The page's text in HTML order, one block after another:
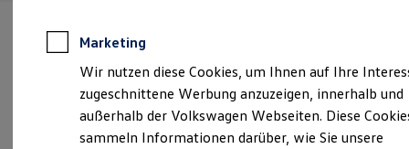
Elektroautos
ID. Tutorials
Elektrofahrzeugkonzepte
Reichweite
Reichweite der ID. Modelle
Reichweite im Winter
Verantwortlich für die Inhalte auf dieser Seite ist die Siemon GmbH
Impressum & Rechtliches )
Marketing
Wir nutzen diese Cookies, um Ihnen auf Ihre
zugeschnittene Werbung anzuzeigen, innerhalb und
außerhalb der Volkswagen Webseiten. Diese
sammeln Informationen darüber, wie Sie unsere